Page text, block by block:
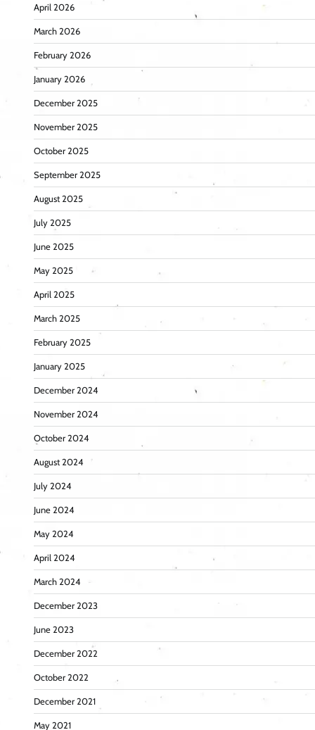
April 2026
March 2026
February 2026
January 2026
December 2025
November 2025
October 2025
September 2025
August 2025
July 2025
June 2025
May 2025
April 2025
March 2025
February 2025
January 2025
December 2024
November 2024
October 2024
August 2024
July 2024
June 2024
May 2024
April 2024
March 2024
December 2023
June 2023
December 2022
October 2022
December 2021
May 2021